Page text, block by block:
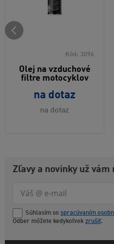
Kód: 3096
Olej na vzduchové
filtre motocyklov
na dotaz
na dotaz
Zľavy a novinky už vám
Súhlasím so spracúvaním
Odber môžete kedykoľvek zrušiť.